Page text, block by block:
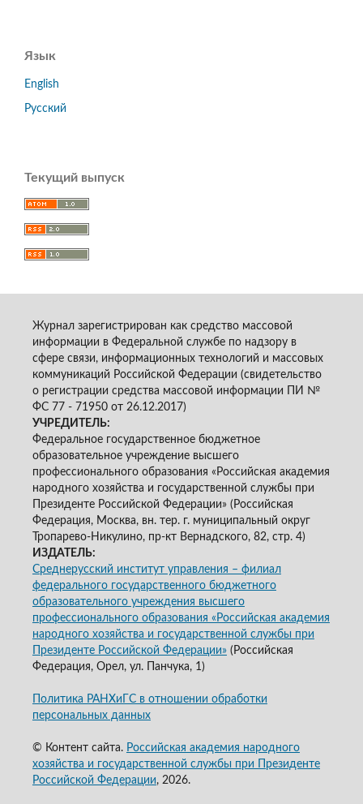
Язык
English
Русский
Текущий выпуск
Журнал зарегистрирован как средство массовой
информации в Федеральной службе по надзору в
сфере связи, информационных технологий и массовых
коммуникаций Российской Федерации (свидетельство
о регистрации средства массовой информации ПИ №
ФС 77 - 71950 от 26.12.2017)
УЧРЕДИТЕЛЬ:
Федеральное государственное бюджетное
образовательное учреждение высшего
профессионального образования «Российская академия
народного хозяйства и государственной службы при
Президенте Российской Федерации» (Российская
Федерация, Москва, вн. тер. г. муниципальный округ
Тропарево-Никулино, пр-кт Вернадского, 82, стр. 4)
ИЗДАТЕЛЬ:
Среднерусский институт управления – филиал
федерального государственного бюджетного
образовательного учреждения высшего
профессионального образования «Российская академия
народного хозяйства и государственной службы при
Президенте Российской Федерации»(Российская
Федерация, Орел, ул. Панчука, 1)
Политика РАНХиГС в отношении обработки
персональных данных
© Контент сайта. Российская академия народного
хозяйства и государственной службы при Президенте
Российской Федерации, 2026.